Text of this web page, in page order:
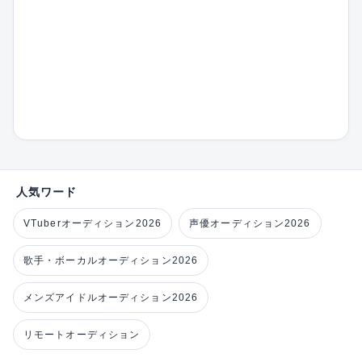
人気ワード
VTuberオーディション2026 声優オーディション2026
歌手・ボーカルオーディション2026
メンズアイドルオーディション2026
リモートオーディション